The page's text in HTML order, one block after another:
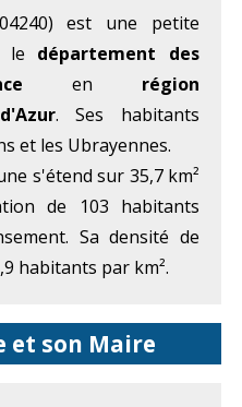
est une petite
le département des
en région
. Ses habitants
et les Ubrayennes.
s'étend sur 35,7 km²
de 103 habitants
Sa densité de
habitants par km².
et son Maire